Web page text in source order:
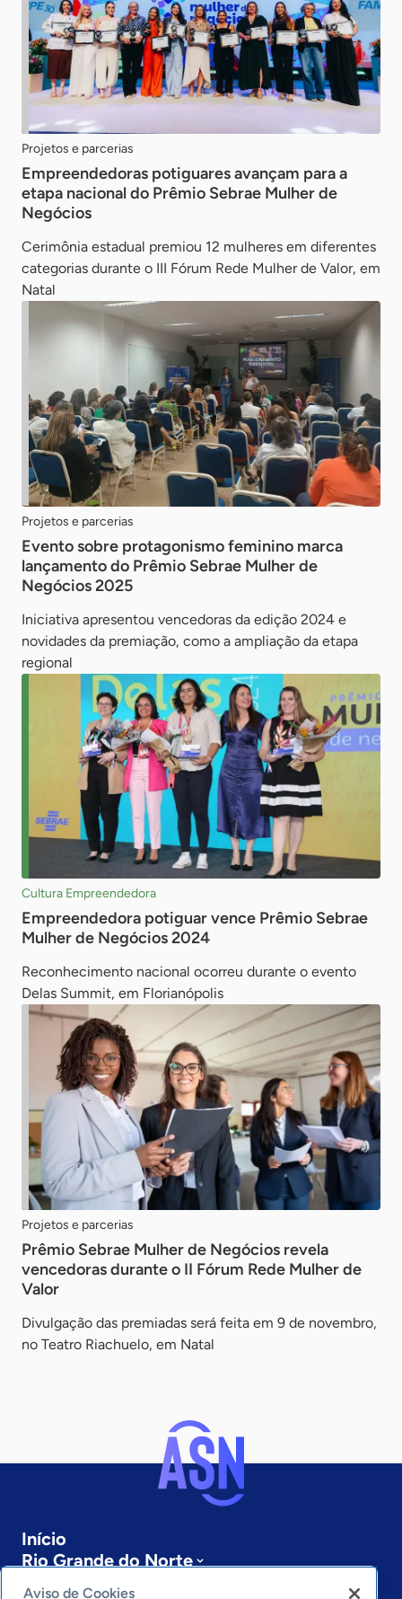
Projetos e parcerias
Empreendedoras potiguares avançam para a
etapa nacional do Prêmio Sebrae Mulher de
Negócios
Cerimônia estadual premiou 12 mulheres em diferentes
categorias durante o III Fórum Rede Mulher de Valor, em
Natal
Projetos e parcerias
Evento sobre protagonismo feminino marca
lançamento do Prêmio Sebrae Mulher de
Negócios 2025
Iniciativa apresentou vencedoras da edição 2024 e
novidades da premiação, como a ampliação da etapa
regional
Cultura Empreendedora
Empreendedora potiguar vence Prêmio Sebrae
Mulher de Negócios 2024
Reconhecimento nacional ocorreu durante o evento
Delas Summit, em Florianópolis
Projetos e parcerias
Prêmio Sebrae Mulher de Negócios revela
vencedoras durante o II Fórum Rede Mulher de
Valor
Divulgação das premiadas será feita em 9 de novembro,
no Teatro Riachuelo, em Natal
Início
Rio Grande do Norte
Sobre a ASN
Aviso de Cookies